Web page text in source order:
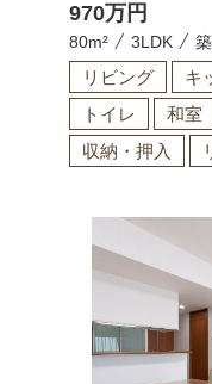
970万円
80m² 3LDK
リビング キ
トイレ
和室
収納・押入